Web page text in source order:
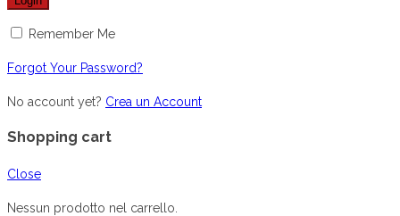
Remember Me
Forgot Your Password?
No account yet? Crea un Account
Shopping cart
Close
Nessun prodotto nel carrello.